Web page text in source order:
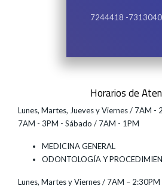
7244418 -7313040
Horarios de
Lunes, Martes, Jueves y Viernes / 7AM -
7AM - 3PM - Sábado / 7AM - 1PM
MEDICINA GENERAL
ODONTOLOGÍA Y
Lunes, Martes y Viernes / 7AM –